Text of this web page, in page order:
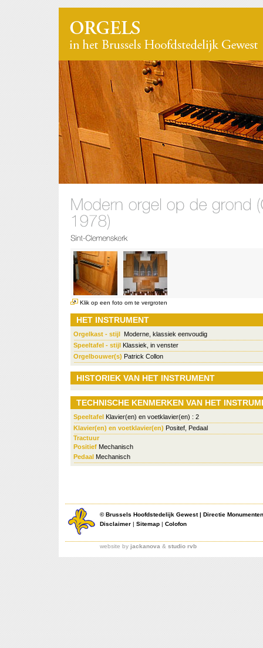
Klik op een foto om te vergroten
HET INSTRUMENT
Orgelkast - stijl Moderne, klassiek eenvoudig
Speeltafel - stijl Klassiek, in venster
Orgelbouwer(s) Patrick Collon
HISTORIEK VAN HET INSTRUMENT
TECHNISCHE KENMERKEN VAN HET
Speeltafel Klavier(en) en voetklavier(en) : 2
Klavier(en) en voetklavier(en) Positef, Pedaal
Tractuur
Positief Mechanisch
Pedaal Mechanisch
©Brussels Hoofdstedelijk Gewest| Directie
Disclaimer | Sitemap | Colofon
website by jackanova & studio rvb